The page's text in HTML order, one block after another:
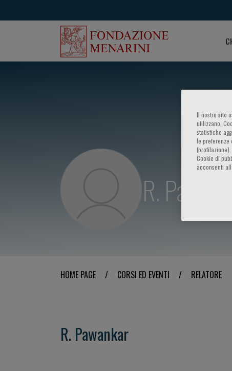
R. Pawankar
HOME PAGE / CORSI ED EVENTI / RELATORE
R. Pawankar
Il nostro sito
utilizzano,
statistiche
le preferenze
Cookie di
acconsenti